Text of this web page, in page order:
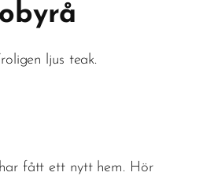
ljus teak.
fått ett nytt hem. Hör